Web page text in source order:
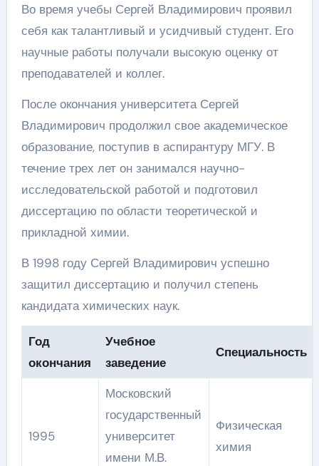
Во время учебы Сергей Владимирович проявил
себя как талантливый и усидчивый студент. Его
научные работы получали высокую оценку от
преподавателей и коллег.
После окончания университета Сергей
Владимирович продолжил свое академическое
образование, поступив в аспирантуру МГУ. В
течение трех лет он занимался научно-
исследовательской работой и подготовил
диссертацию по области теоретической и
прикладной химии.
В 1998 году Сергей Владимирович успешно
защитил диссертацию и получил степень
кандидата химических наук.
Год
окончания
Учебное
заведение
Специальность
1995
Московский
государственный
университет
имени М.В.
Физическая
химия